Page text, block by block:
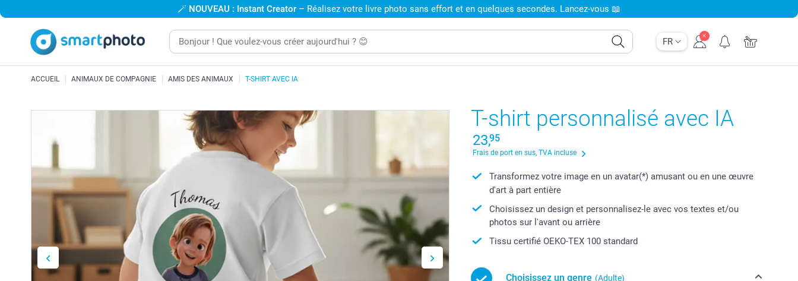
FR
🪄 NOUVEAU : Instant Creator – Réalisez votre livre photo sans effort et en quelques secondes. Lancez-vous 📖
ACCUEIL ANIMAUX DE COMPAGNIE AMIS DES ANIMAUX T-SHIRT AVEC IA
T-shirt personnalisé avec IA
23,95
Frais de port en sus, TVA incluse
Transformez votre image en un avatar(*) amusant ou en une œuvre
d'art à part entière
Choisissez un design et personnalisez-le avec vos textes et/ou
photos sur l'avant ou arrière
Tissu certifié OEKO-TEX 100 standard
Choisissez un genre (Adulte)